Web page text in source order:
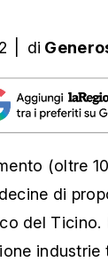
di
(oltre
di
del Ticino.